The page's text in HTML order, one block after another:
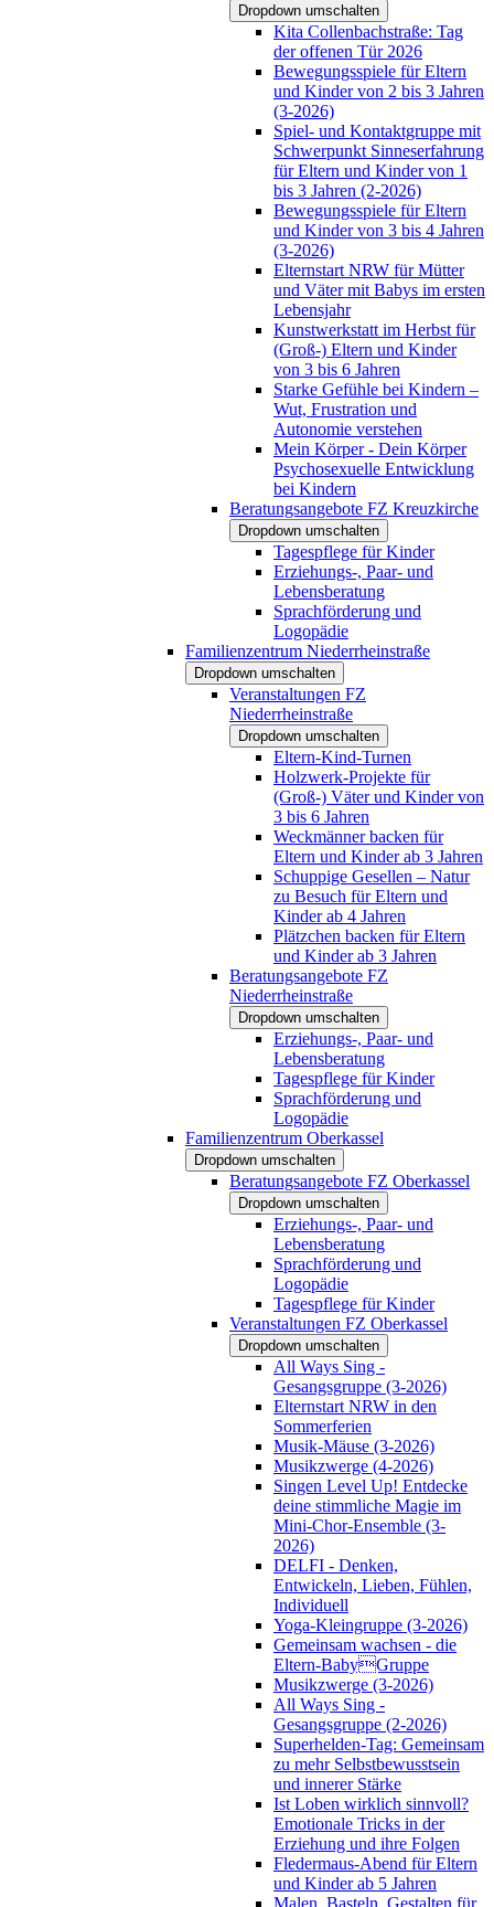
Dropdown umschalten
Kita Collenbachstraße: Tag
der offenen Tür 2026
Bewegungsspiele für Eltern
und Kinder von 2 bis 3 Jahren
(3-2026)
Spiel- und Kontaktgruppe mit
Schwerpunkt Sinneserfahrung
für Eltern und Kinder von 1
bis 3 Jahren (2-2026)
Bewegungsspiele für Eltern
und Kinder von 3 bis 4 Jahren
(3-2026)
Elternstart NRW für Mütter
und Väter mit Babys im ersten
Lebensjahr
Kunstwerkstatt im Herbst für
(Groß-) Eltern und Kinder
von 3 bis 6 Jahren
Starke Gefühle bei Kindern –
Wut, Frustration und
Autonomie verstehen
Mein Körper - Dein Körper
Psychosexuelle Entwicklung
bei Kindern
Beratungsangebote FZ Kreuzkirche
Dropdown umschalten
Tagespflege für Kinder
Erziehungs-, Paar- und
Lebensberatung
Sprachförderung und
Logopädie
Familienzentrum Niederrheinstraße
Dropdown umschalten
Veranstaltungen FZ
Niederrheinstraße
Dropdown umschalten
Eltern-Kind-Turnen
Holzwerk-Projekte für
(Groß-) Väter und Kinder von
3 bis 6 Jahren
Weckmänner backen für
Eltern und Kinder ab 3 Jahren
Schuppige Gesellen – Natur
zu Besuch für Eltern und
Kinder ab 4 Jahren
Plätzchen backen für Eltern
und Kinder ab 3 Jahren
Beratungsangebote FZ
Niederrheinstraße
Dropdown umschalten
Erziehungs-, Paar- und
Lebensberatung
Tagespflege für Kinder
Sprachförderung und
Logopädie
Familienzentrum Oberkassel
Dropdown umschalten
Beratungsangebote FZ Oberkassel
Dropdown umschalten
Erziehungs-, Paar- und
Lebensberatung
Sprachförderung und
Logopädie
Tagespflege für Kinder
Veranstaltungen FZ Oberkassel
Dropdown umschalten
All Ways Sing -
Gesangsgruppe (3-2026)
Elternstart NRW in den
Sommerferien
Musik-Mäuse (3-2026)
Musikzwerge (4-2026)
Singen Level Up! Entdecke
deine stimmliche Magie im
Mini-Chor-Ensemble (3-
2026)
DELFI - Denken,
Entwickeln, Lieben, Fühlen,
Individuell
Yoga-Kleingruppe (3-2026)
Gemeinsam wachsen - die
Eltern-BabyGruppe
Musikzwerge (3-2026)
All Ways Sing -
Gesangsgruppe (2-2026)
Superhelden-Tag: Gemeinsam
zu mehr Selbstbewusstsein
und innerer Stärke
Ist Loben wirklich sinnvoll?
Emotionale Tricks in der
Erziehung und ihre Folgen
Fledermaus-Abend für Eltern
und Kinder ab 5 Jahren
Malen, Basteln, Gestalten für